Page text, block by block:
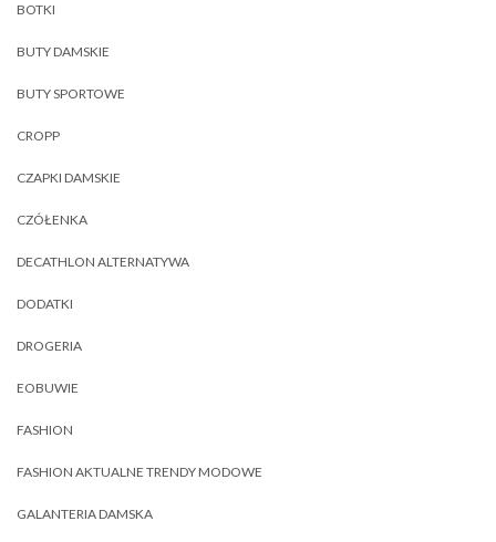
BOTKI
BUTY DAMSKIE
BUTY SPORTOWE
CROPP
CZAPKI DAMSKIE
CZÓŁENKA
DECATHLON ALTERNATYWA
DODATKI
DROGERIA
EOBUWIE
FASHION
FASHION AKTUALNE TRENDY MODOWE
GALANTERIA DAMSKA